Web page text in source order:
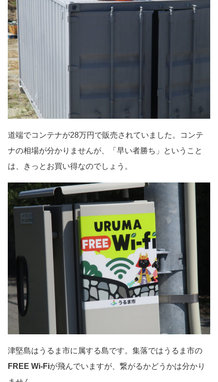
道端でコンテナが28万円で販売されていました。コンテ
ナの相場が分かりませんが、「早い者勝ち」ということ
は、きっとお買い得なのでしょう。
津堅島はうるま市に属する島です。集落ではうるま市の
FREE Wi-Fiが飛んでいますが、繋がるかどうかは分かり